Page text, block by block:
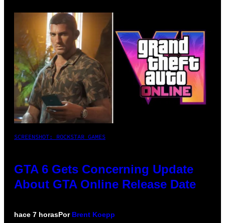
SCREENSHOT: ROCKSTAR GAMES
GTA 6 Gets Concerning Update
About GTA Online Release Date
hace 7 horasPor Brent Koepp